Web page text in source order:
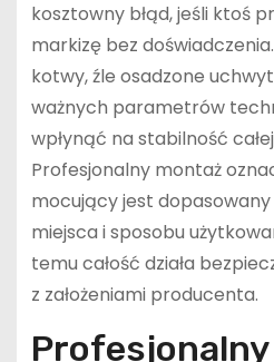
kosztowny błąd, jeśli ktoś
markizę bez
kotwy, źle osadzone
ważnych parametrów
wpłynąć na stabilność
Profesjonalny montaż
mocujący jest
miejsca i sposobu
temu całość działa
z założeniami producenta.